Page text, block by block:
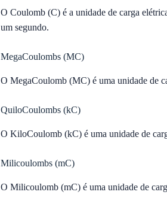
O Coulomb (C) é a unidade de carga
um segundo.
MegaCoulombs (MC)
O MegaCoulomb (MC) é uma unidade de
QuiloCoulombs (kC)
O KiloCoulomb (kC) é uma unidade de
Milicoulombs (mC)
O Milicoulomb (mC) é uma unidade de